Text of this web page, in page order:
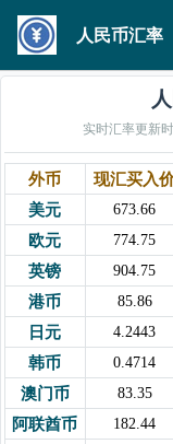
人民币汇率
实时汇率更新
外币 现汇买入
美元
673.66
欧元 774.75
英镑 904.75
港币 85.86
日元 4.2443
韩币 0.4714
澳门币 83.35
阿联酋币 182.44